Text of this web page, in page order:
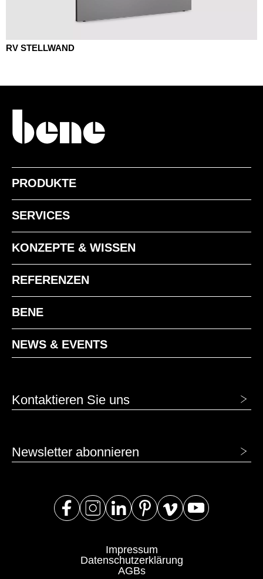
RV STELLWAND
PRODUKTE
SERVICES
KONZEPTE & WISSEN
REFERENZEN
BENE
NEWS & EVENTS
Kontaktieren Sie uns
Newsletter abonnieren
Impressum
Datenschutzerklärung
AGBs